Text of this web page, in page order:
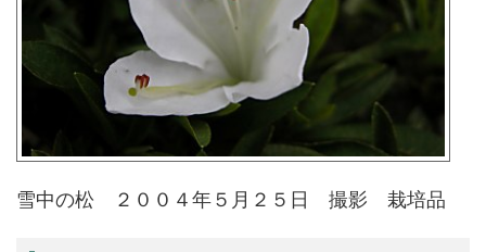
雪中の松 ２００４年５月２５日 撮影 栽培品